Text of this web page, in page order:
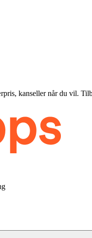
kanseller når du vil.